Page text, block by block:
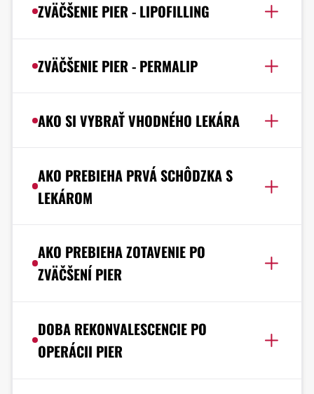
ZVÄČŠENIE PIER - LIPOFILLING
ZVÄČŠENIE PIER - PERMALIP
AKO SI VYBRAŤ VHODNÉHO LEKÁRA
AKO PREBIEHA PRVÁ SCHÔDZKA S
LEKÁROM
AKO PREBIEHA ZOTAVENIE PO
ZVÄČŠENÍ PIER
DOBA REKONVALESCENCIE PO
OPERÁCII PIER